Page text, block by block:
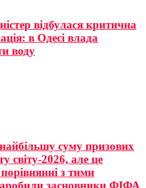
відбулася критична
в Одесі влада
воду
суму призових
світу-2026, але це
з тими
засновники ФІФА